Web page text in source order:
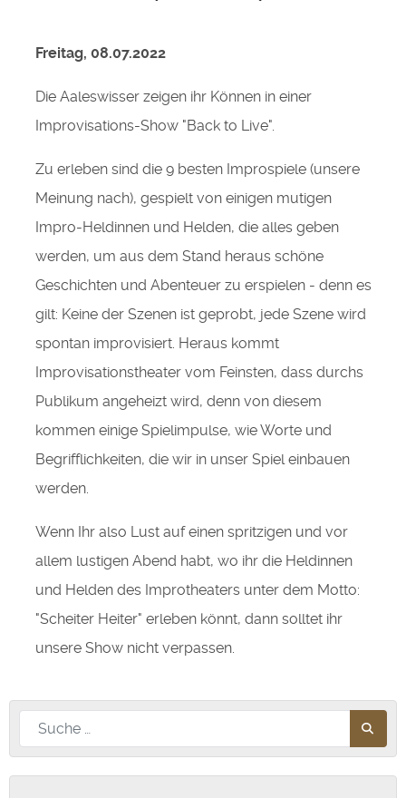
Freitag, 08.07.2022
Die Aaleswisser zeigen ihr Können in einer
Improvisations-Show "Back to Live".
Zu erleben sind die 9 besten Improspiele (unsere
Meinung nach), gespielt von einigen mutigen
Impro-Heldinnen und Helden, die alles geben
werden, um aus dem Stand heraus schöne
Geschichten und Abenteuer zu erspielen - denn es
gilt: Keine der Szenen ist geprobt, jede Szene wird
spontan improvisiert. Heraus kommt
Improvisationstheater vom Feinsten, dass durchs
Publikum angeheizt wird, denn von diesem
kommen einige Spielimpulse, wie Worte und
Begrifflichkeiten, die wir in unser Spiel einbauen
werden.
Wenn Ihr also Lust auf einen spritzigen und vor
allem lustigen Abend habt, wo ihr die Heldinnen
und Helden des Improtheaters unter dem Motto:
"Scheiter Heiter" erleben könnt, dann solltet ihr
unsere Show nicht verpassen.
Nach diesem Begriff suchen